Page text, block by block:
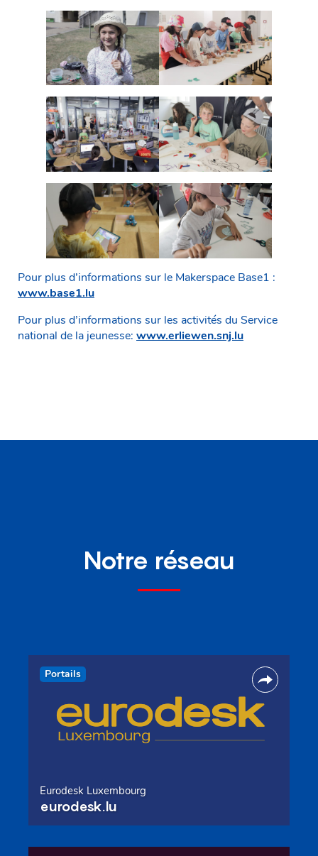
Pour plus d’informations sur le Makerspace Base1 :
www.base1.lu
Pour plus d’informations sur les activités du Service
national de la jeunesse: www.erliewen.snj.lu
Notre réseau
Portails
Eurodesk Luxembourg
eurodesk.lu